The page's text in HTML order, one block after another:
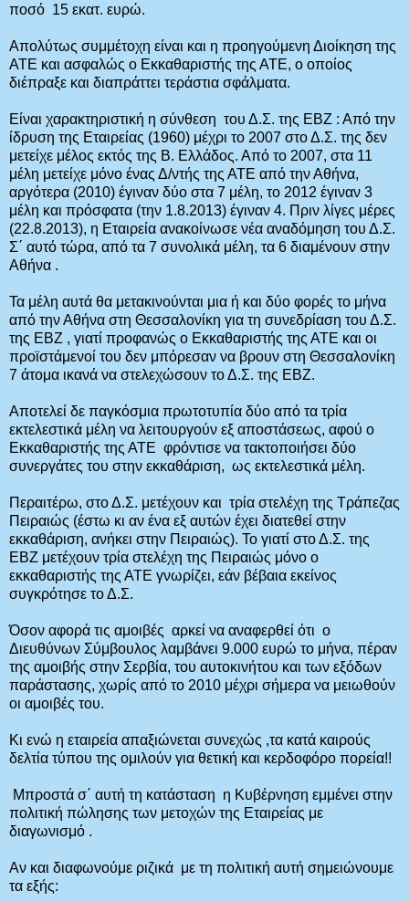
ποσό 15 εκατ. ευρώ.
Απολύτως συμμέτοχη είναι και η προηγούμενη Διοίκηση της
ΑΤΕ και ασφαλώς ο Εκκαθαριστής της ΑΤΕ, ο οποίος
διέπραξε και διαπράττει τεράστια σφάλματα.
Είναι χαρακτηριστική η σύνθεση του Δ.Σ. της ΕΒΖ : Από την
ίδρυση της Εταιρείας (1960) μέχρι το 2007 στο Δ.Σ. της δεν
μετείχε μέλος εκτός της Β. Ελλάδος. Από το 2007, στα 11
μέλη μετείχε μόνο ένας Δ/ντής της ΑΤΕ από την Αθήνα,
αργότερα (2010) έγιναν δύο στα 7 μέλη, το 2012 έγιναν 3
μέλη και πρόσφατα (την 1.8.2013) έγιναν 4. Πριν λίγες μέρες
(22.8.2013), η Εταιρεία ανακοίνωσε νέα αναδόμηση του Δ.Σ.
Σ΄ αυτό τώρα, από τα 7 συνολικά μέλη, τα 6 διαμένουν στην
Αθήνα .
Τα μέλη αυτά θα μετακινούνται μια ή και δύο φορές το μήνα
από την Αθήνα στη Θεσσαλονίκη για τη συνεδρίαση του Δ.Σ.
της ΕΒΖ , γιατί προφανώς ο Εκκαθαριστής της ΑΤΕ και οι
προϊστάμενοί του δεν μπόρεσαν να βρουν στη Θεσσαλονίκη
7 άτομα ικανά να στελεχώσουν το Δ.Σ. της ΕΒΖ.
Αποτελεί δε παγκόσμια πρωτοτυπία δύο από τα τρία
εκτελεστικά μέλη να λειτουργούν εξ αποστάσεως, αφού ο
Εκκαθαριστής της ΑΤΕ φρόντισε να τακτοποιήσει δύο
συνεργάτες του στην εκκαθάριση, ως εκτελεστικά μέλη.
Περαιτέρω, στο Δ.Σ. μετέχουν και τρία στελέχη της Τράπεζας
Πειραιώς (έστω κι αν ένα εξ αυτών έχει διατεθεί στην
εκκαθάριση, ανήκει στην Πειραιώς). Το γιατί στο Δ.Σ. της
ΕΒΖ μετέχουν τρία στελέχη της Πειραιώς μόνο ο
εκκαθαριστής της ΑΤΕ γνωρίζει, εάν βέβαια εκείνος
συγκρότησε το Δ.Σ.
Όσον αφορά τις αμοιβές αρκεί να αναφερθεί ότι ο
Διευθύνων Σύμβουλος λαμβάνει 9.000 ευρώ το μήνα, πέραν
της αμοιβής στην Σερβία, του αυτοκινήτου και των εξόδων
παράστασης, χωρίς από το 2010 μέχρι σήμερα να μειωθούν
οι αμοιβές του.
Κι ενώ η εταιρεία απαξιώνεται συνεχώς ,τα κατά καιρούς
δελτία τύπου της ομιλούν για θετική και κερδοφόρο πορεία!!
Μπροστά σ΄ αυτή τη κατάσταση η Κυβέρνηση εμμένει στην
πολιτική πώλησης των μετοχών της Εταιρείας με
διαγωνισμό .
Αν και διαφωνούμε ριζικά με τη πολιτική αυτή σημειώνουμε
τα εξής: